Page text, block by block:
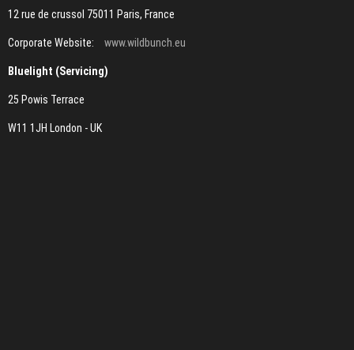
12 rue de crussol 75011 Paris, France
Corporate Website: www.wildbunch.eu
Bluelight (Servicing)
25 Powis Terrace
W11 1JH London - UK